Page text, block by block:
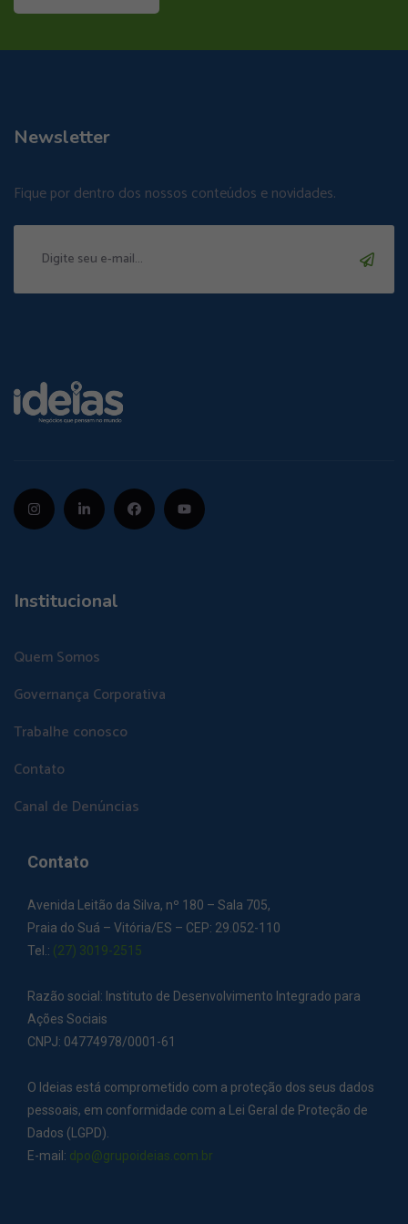
Newsletter
Fique por dentro dos nossos conteúdos e novidades.
Institucional
Quem Somos
Governança Corporativa
Trabalhe conosco
Contato
Canal de Denúncias
Contato
Avenida Leitão da Silva, nº 180 – Sala 705,
Praia do Suá – Vitória/ES – CEP: 29.052-110
Tel.: (27) 3019-2515
Razão social: Instituto de Desenvolvimento Integrado para
Ações Sociais
CNPJ: 04774978/0001-61
O Ideias está comprometido com a proteção dos seus dados
pessoais, em conformidade com a Lei Geral de Proteção de
Dados (LGPD).
E-mail: dpo@grupoideias.com.br